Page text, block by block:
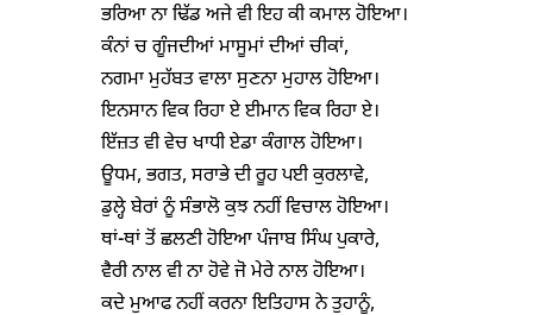
ਭਰਿਆ ਨਾ ਢਿੱਡ ਅਜੇ ਵੀ ਇਹ ਕੀ ਕਮਾਲ ਹੋਇਆ।
ਕੰਨਾਂ ਚ ਗੂੰਜਦੀਆਂ ਮਾਸੂਮਾਂ ਦੀਆਂ ਚੀਕਾਂ,
ਨਗਮਾ ਮੁਹੱਬਤ ਵਾਲਾ ਸੁਣਨਾ ਮੁਹਾਲ ਹੋਇਆ।
ਇਨਸਾਨ ਵਿਕ ਰਿਹਾ ਏ ਈਮਾਨ ਵਿਕ ਰਿਹਾ ਏ।
ਇੱਜ਼ਤ ਵੀ ਵੇਚ ਖਾਧੀ ਏਡਾ ਕੰਗਾਲ ਹੋਇਆ।
ਊਧਮ, ਭਗਤ, ਸਰਾਭੇ ਦੀ ਰੂਹ ਪਈ ਕੁਰਲਾਵੇ,
ਡੁਲ੍ਹੇ ਬੇਰਾਂ ਨੂੰ ਸੰਭਾਲੋ ਕੁਝ ਨਹੀਂ ਵਿਚਾਲ ਹੋਇਆ।
ਥਾਂ-ਥਾਂ ਤੋਂ ਛਲਣੀ ਹੋਇਆ ਪੰਜਾਬ ਸਿੰਘ ਪੁਕਾਰੇ,
ਵੈਰੀ ਨਾਲ ਵੀ ਨਾ ਹੋਵੇ ਜੋ ਮੇਰੇ ਨਾਲ ਹੋਇਆ।
ਕਦੇ ਮੁਆਫ ਨਹੀਂ ਕਰਨਾ ਇਤਿਹਾਸ ਨੇ ਤੁਹਾਨੂੰ,